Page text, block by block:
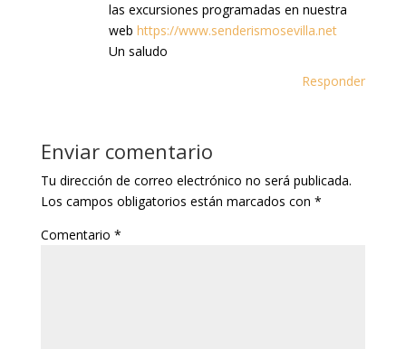
las excursiones programadas en nuestra
web https://www.senderismosevilla.net
Un saludo
Responder
Enviar comentario
Tu dirección de correo electrónico no será publicada.
Los campos obligatorios están marcados con *
Comentario *